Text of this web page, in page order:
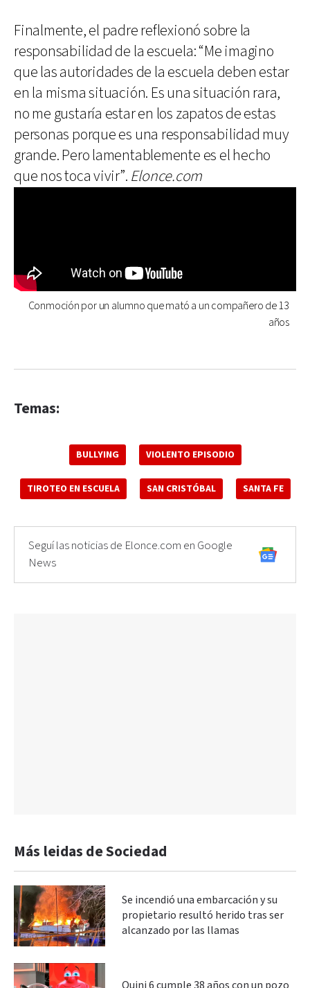
Finalmente, el padre reflexionó sobre la
responsabilidad de la escuela: “Me imagino
que las autoridades de la escuela deben estar
en la misma situación. Es una situación rara,
no me gustaría estar en los zapatos de estas
personas porque es una responsabilidad muy
grande. Pero lamentablemente es el hecho
que nos toca vivir”. Elonce.com
Conmoción por un alumno que mató a un compañero de 13
años
Temas:
BULLYING VIOLENTO EPISODIO
TIROTEO EN ESCUELA SAN CRISTÓBAL SANTA FE
Seguí las noticias de Elonce.com en Google
News
Más leidas de Sociedad
Se incendió una embarcación y su
propietario resultó herido tras ser
alcanzado por las llamas